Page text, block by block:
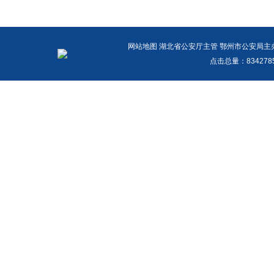
网站地图 湖北省公安厅主管 鄂州市公安局
点击总量：